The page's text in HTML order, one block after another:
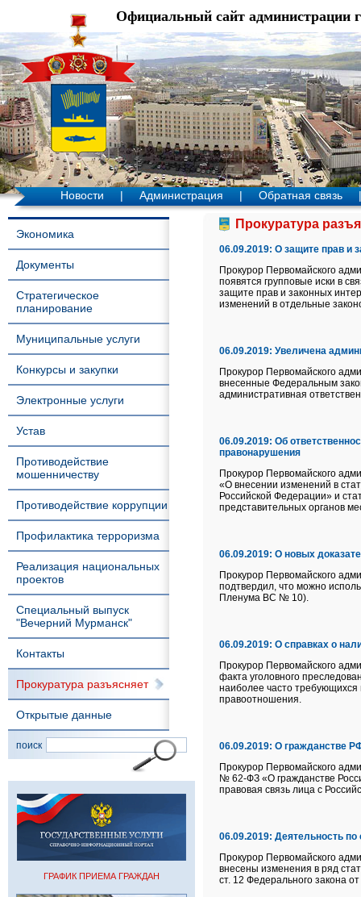
Официальный сайт администрации
Новости | Администрация | Обратная связь |
Экономика
Документы
Стратегическое
планирование
Муниципальные услуги
Конкурсы и закупки
Электронные услуги
Устав
Противодействие
мошенничеству
Противодействие коррупции
Профилактика терроризма
Реализация национальных
проектов
Специальный выпуск
"Вечерний Мурманск"
Контакты
Прокуратура разъясняет
Открытые данные
поиск
ГРАФИК ПРИЕМА ГРАЖДАН
Прокуратура
06.09.2019: О защите прав и
Прокурор Первомайского
появятся групповые иски в
защите прав и законных
изменений в отдельные
06.09.2019: Увеличена
Прокурор Первомайского
внесенные Федеральным
административная
06.09.2019: Об
правонарушения
Прокурор Первомайского
«О внесении изменений в
Российской Федерации» и
представительных органов
06.09.2019: О новых
Прокурор Первомайского
подтвердил, что можно
Пленума ВС № 10).
06.09.2019: О справках о
Прокурор Первомайского
факта уголовного
наиболее часто требующихся
правоотношения.
06.09.2019: О гражданстве
Прокурор Первомайского
№ 62-ФЗ «О гражданстве
правовая связь лица с
06.09.2019: Деятельность
Прокурор Первомайского
внесены изменения в ряд
ст. 12 Федерального закона